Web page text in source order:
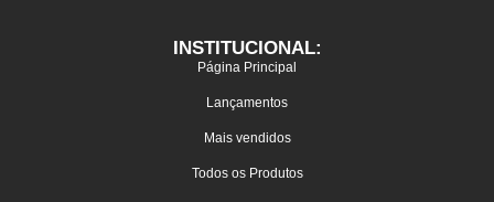
INSTITUCIONAL:
Página Principal
Lançamentos
Mais vendidos
Todos os Produtos